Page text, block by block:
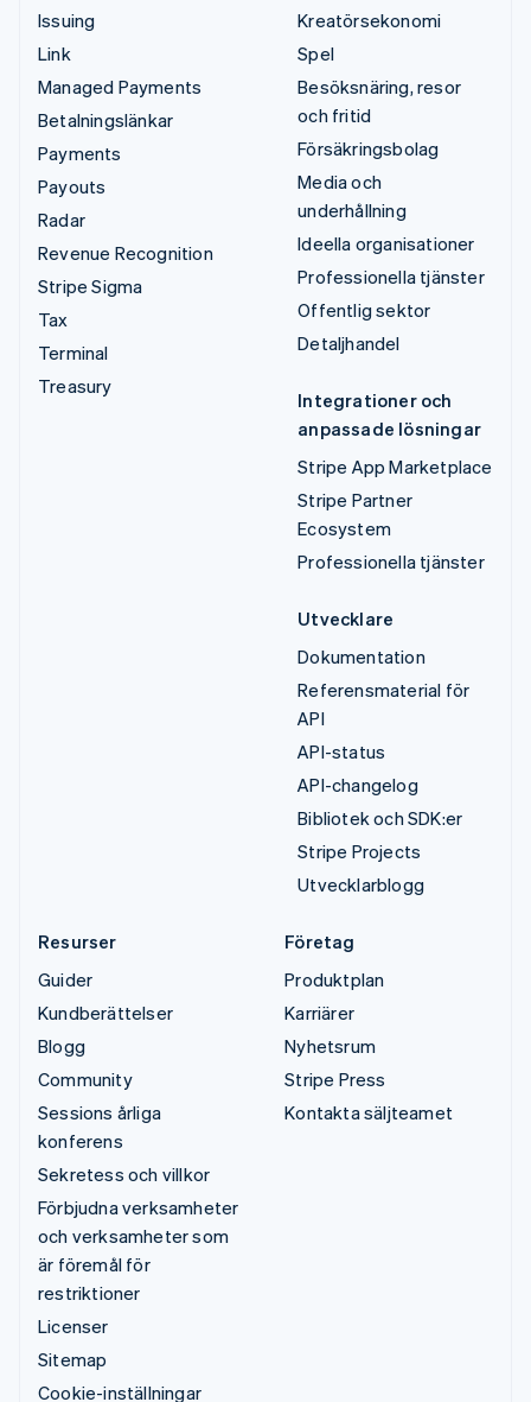
Issuing
Link
Managed Payments
Betalningslänkar
Payments
Payouts
Radar
Revenue Recognition
Stripe Sigma
Tax
Terminal
Treasury
Kreatörsekonomi
Spel
Besöksnäring, resor
och fritid
Försäkringsbolag
Media och
underhållning
Ideella organisationer
Professionella tjänster
Offentlig sektor
Detaljhandel
Integrationer och
anpassade lösningar
Stripe App Marketplace
Stripe Partner
Ecosystem
Professionella tjänster
Utvecklare
Dokumentation
Referensmaterial för
API
API-status
API-changelog
Bibliotek och SDK:er
Stripe Projects
Utvecklarblogg
Resurser
Guider
Kundberättelser
Blogg
Community
Sessions årliga
konferens
Sekretess och villkor
Förbjudna verksamheter
och verksamheter som
är föremål för
restriktioner
Licenser
Sitemap
Cookie-inställningar
Företag
Produktplan
Karriärer
Nyhetsrum
Stripe Press
Kontakta säljteamet